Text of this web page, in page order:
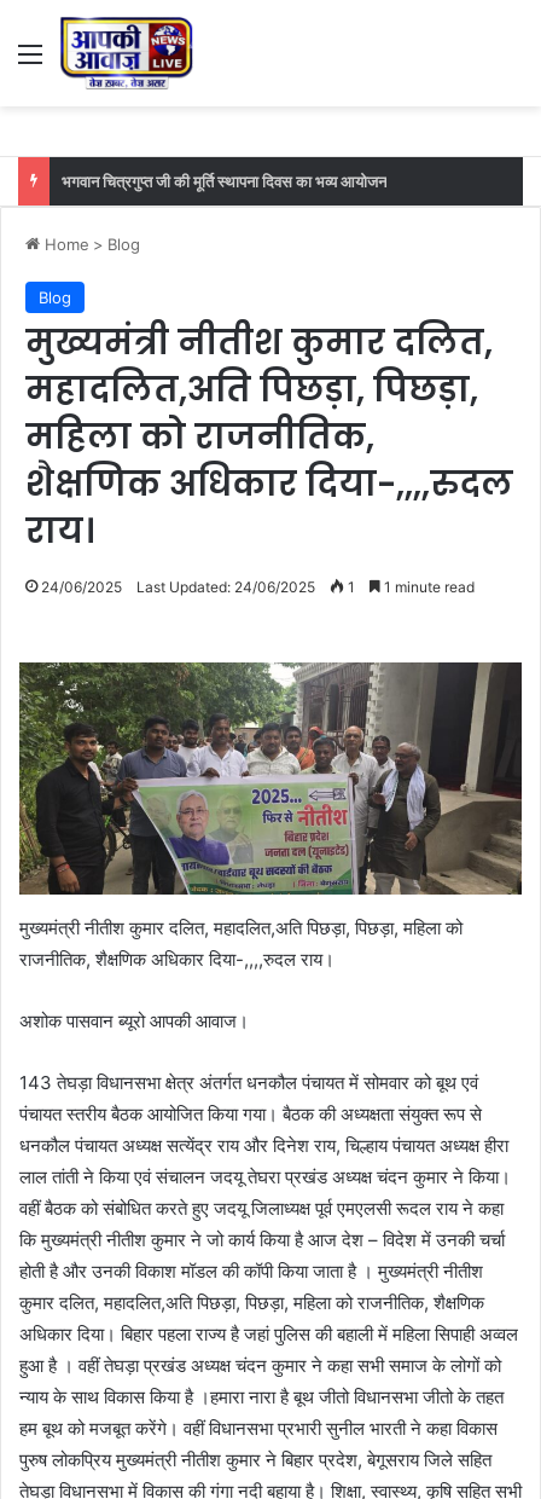
Menu
भगवान चित्रगुप्त जी की मूर्ति स्थापना दिवस का भव्य आयोजन
Home > Blog
Blog
मुख्यमंत्री नीतीश कुमार दलित,
महादलित,अति पिछड़ा, पिछड़ा,
महिला को राजनीतिक,
शैक्षणिक अधिकार दिया-,,,,रुदल
राय।
24/06/2025 Last Updated: 24/06/2025 1 1 minute read
मुख्यमंत्री नीतीश कुमार दलित, महादलित,अति पिछड़ा, पिछड़ा, महिला को
राजनीतिक, शैक्षणिक अधिकार दिया-,,,,रुदल राय।
अशोक पासवान ब्यूरो आपकी आवाज।
143 तेघड़ा विधानसभा क्षेत्र अंतर्गत धनकौल पंचायत में सोमवार को बूथ एवं
पंचायत स्तरीय बैठक आयोजित किया गया। बैठक की अध्यक्षता संयुक्त रूप से
धनकौल पंचायत अध्यक्ष सत्येंद्र राय और दिनेश राय, चिल्हाय पंचायत अध्यक्ष हीरा
लाल तांती ने किया एवं संचालन जदयू तेघरा प्रखंड अध्यक्ष चंदन कुमार ने किया।
वहीं बैठक को संबोधित करते हुए जदयू जिलाध्यक्ष पूर्व एमएलसी रूदल राय ने कहा
कि मुख्यमंत्री नीतीश कुमार ने जो कार्य किया है आज देश – विदेश में उनकी चर्चा
होती है और उनकी विकाश मॉडल की कॉपी किया जाता है । मुख्यमंत्री नीतीश
कुमार दलित, महादलित,अति पिछड़ा, पिछड़ा, महिला को राजनीतिक, शैक्षणिक
अधिकार दिया। बिहार पहला राज्य है जहां पुलिस की बहाली में महिला सिपाही अव्वल
हुआ है । वहीं तेघड़ा प्रखंड अध्यक्ष चंदन कुमार ने कहा सभी समाज के लोगों को
न्याय के साथ विकास किया है ।हमारा नारा है बूथ जीतो विधानसभा जीतो के तहत
हम बूथ को मजबूत करेंगे। वहीं विधानसभा प्रभारी सुनील भारती ने कहा विकास
पुरुष लोकप्रिय मुख्यमंत्री नीतीश कुमार ने बिहार प्रदेश, बेगूसराय जिले सहित
तेघड़ा विधानसभा में विकास की गंगा नदी बहाया है। शिक्षा, स्वास्थ्य, कृषि सहित सभी